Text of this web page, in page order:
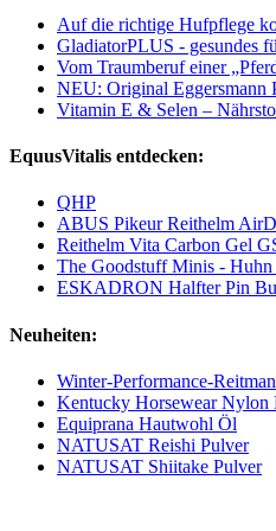
Auf die richtige Hufpflege
GladiatorPLUS - gesundes
Vom Traumberuf einer
NEU: Original Eggersmann
Vitamin E & Selen –
EquusVitalis entdecken:
QHP
ABUS Pikeur Reithelm
Reithelm Vita Carbon Gel
The Goodstuff Minis -
ESKADRON Halfter Pin
Neuheiten:
Winter-Performance-
Kentucky Horsewear
Equiprana Hautwohl Öl
NATUSAT Reishi Pulver
NATUSAT Shiitake Pulver